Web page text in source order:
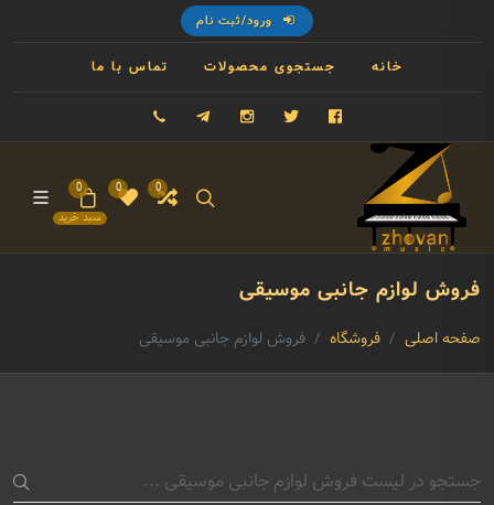
ورود/ثبت نام
خانه جستجوی محصولات تماس با ما
فیسبوک توییتر اینستاگرام تلگرام
0
0
سبد خرید
0
فروش لوازم جانبی موسیقی
صفحه اصلی فروشگاه فروش لوازم جانبی موسیقی